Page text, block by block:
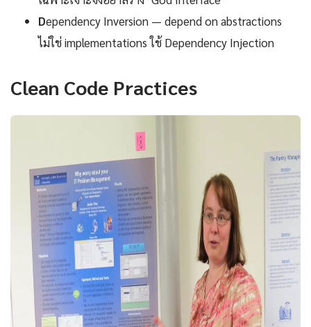
Dependency Inversion — depend on abstractions
ไม่ใช่ implementations ใช้ Dependency Injection
Clean Code Practices